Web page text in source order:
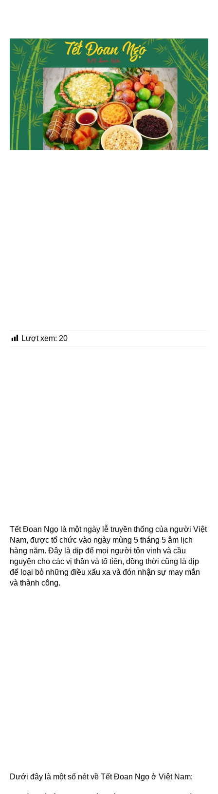
Lượt xem: 20
Tết Đoan Ngọ là một ngày lễ truyền thống của người Việt
Nam, được tổ chức vào ngày mùng 5 tháng 5 âm lịch
hàng năm. Đây là dịp để mọi người tôn vinh và cầu
nguyện cho các vị thần và tổ tiên, đồng thời cũng là dịp
để loại bỏ những điều xấu xa và đón nhận sự may mắn
và thành công.
Dưới đây là một số nét về Tết Đoan Ngọ ở Việt Nam: